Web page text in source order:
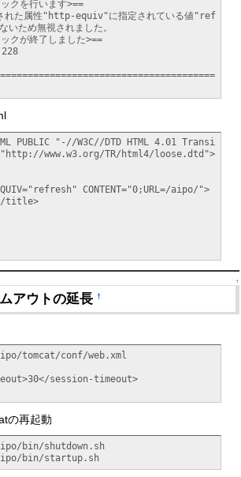
クを行います>==
れた属性"http-equiv"に指定されている値"ref
いため無視されました。
クが終了しました>==
PUBLIC "-//W3C//DTD HTML 4.01 Transi
www.w3.org/TR/html4/loose.dtd">
CONTENT="0;URL=/aipo/">
title>
↑
アウトの延長†
tomcat/conf/web.xml
session-timeout>
の再起動
bin/shutdown.sh
bin/startup.sh